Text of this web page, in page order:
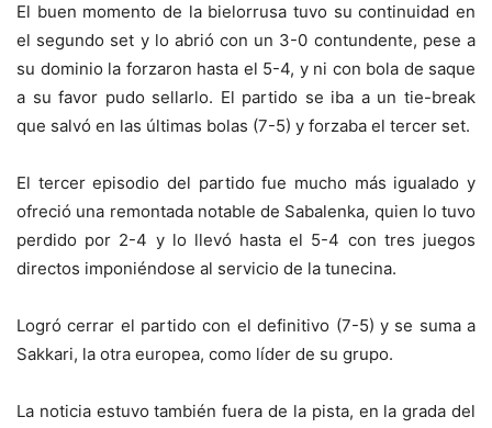
El buen momento de la bielorrusa tuvo su continuidad en
el segundo set y lo abrió con un 3-0 contundente, pese a
su dominio la forzaron hasta el 5-4, y ni con bola de saque
a su favor pudo sellarlo. El partido se iba a un tie-break
que salvó en las últimas bolas (7-5) y forzaba el tercer set.
El tercer episodio del partido fue mucho más igualado y
ofreció una remontada notable de Sabalenka, quien lo tuvo
perdido por 2-4 y lo llevó hasta el 5-4 con tres juegos
directos imponiéndose al servicio de la tunecina.
Logró cerrar el partido con el definitivo (7-5) y se suma a
Sakkari, la otra europea, como líder de su grupo.
La noticia estuvo también fuera de la pista, en la grada del